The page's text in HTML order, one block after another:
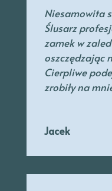
Niesamowita
Ślusarz
zamek w
oszczędzając
Cierpliwe
zrobiły na
Jacek